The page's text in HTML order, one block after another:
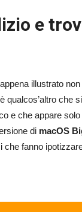
e
illustrato non
qualcos’altro che
e che appare
di macOS
che fanno